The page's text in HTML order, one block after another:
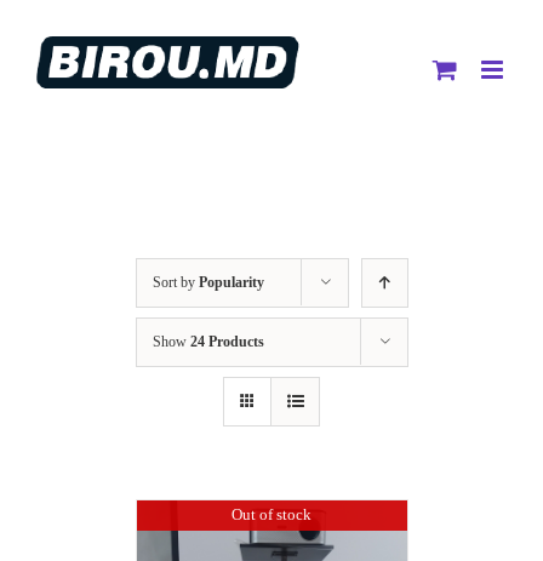
content
Sort by Popularity
Show 24 Products
Out of stock